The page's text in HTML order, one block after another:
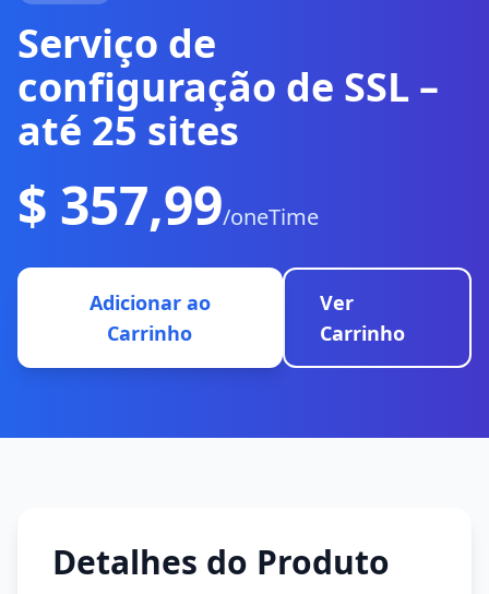
Serviço de
configuração de SSL –
até 25 sites
$ 357,99/oneTime
Adicionar ao
Carrinho
Ver
Carrinho
Detalhes do Produto